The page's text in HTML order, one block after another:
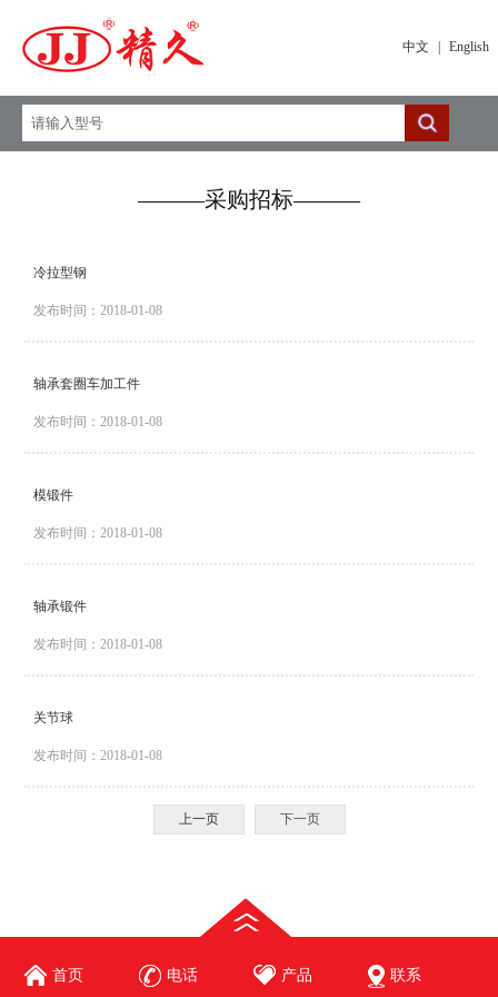
中文 English
———采购招标———
冷拉型钢
发布时间：2018-01-08
轴承套圈车加工件
发布时间：2018-01-08
模锻件
发布时间：2018-01-08
轴承锻件
发布时间：2018-01-08
关节球
发布时间：2018-01-08
上一页 下一页
首页 电话 产品 联系